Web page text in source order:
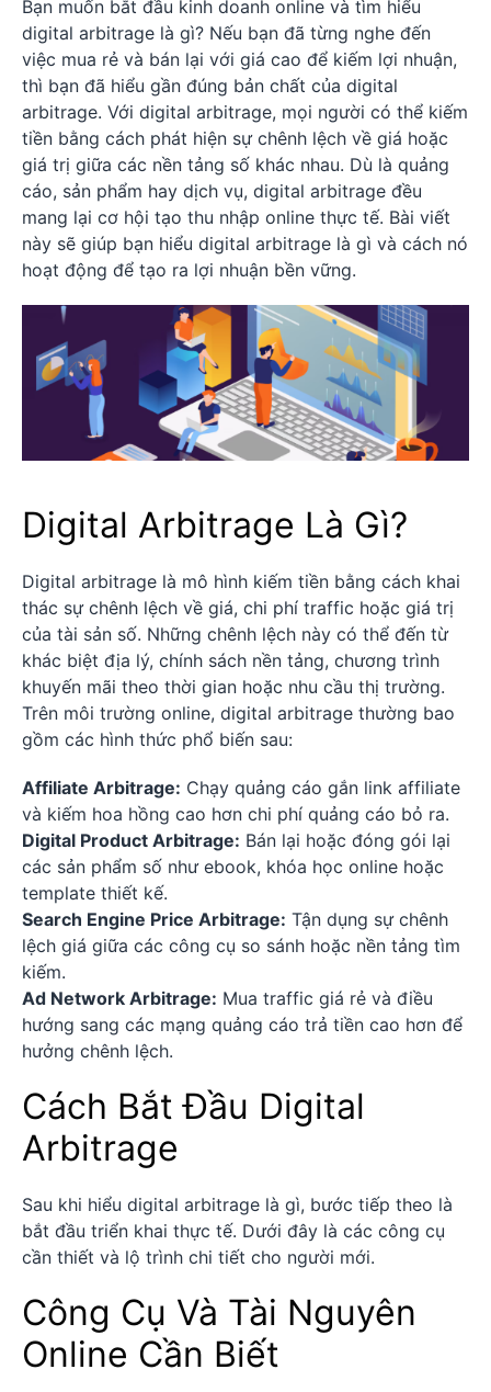
Bạn muốn bắt đầu kinh doanh online và tìm hiểu
digital arbitrage là gì? Nếu bạn đã từng nghe đến
việc mua rẻ và bán lại với giá cao để kiếm lợi nhuận,
thì bạn đã hiểu gần đúng bản chất của digital
arbitrage. Với digital arbitrage, mọi người có thể kiếm
tiền bằng cách phát hiện sự chênh lệch về giá hoặc
giá trị giữa các nền tảng số khác nhau. Dù là quảng
cáo, sản phẩm hay dịch vụ, digital arbitrage đều
mang lại cơ hội tạo thu nhập online thực tế. Bài viết
này sẽ giúp bạn hiểu digital arbitrage là gì và cách nó
hoạt động để tạo ra lợi nhuận bền vững.
Digital Arbitrage Là Gì?
Digital arbitrage là mô hình kiếm tiền bằng cách khai
thác sự chênh lệch về giá, chi phí traffic hoặc giá trị
của tài sản số. Những chênh lệch này có thể đến từ
khác biệt địa lý, chính sách nền tảng, chương trình
khuyến mãi theo thời gian hoặc nhu cầu thị trường.
Trên môi trường online, digital arbitrage thường bao
gồm các hình thức phổ biến sau:
Affiliate Arbitrage: Chạy quảng cáo gắn link affiliate
và kiếm hoa hồng cao hơn chi phí quảng cáo bỏ ra.
Digital Product Arbitrage: Bán lại hoặc đóng gói lại
các sản phẩm số như ebook, khóa học online hoặc
template thiết kế.
Search Engine Price Arbitrage: Tận dụng sự chênh
lệch giá giữa các công cụ so sánh hoặc nền tảng tìm
kiếm.
Ad Network Arbitrage: Mua traffic giá rẻ và điều
hướng sang các mạng quảng cáo trả tiền cao hơn để
hưởng chênh lệch.
Cách Bắt Đầu Digital
Arbitrage
Sau khi hiểu digital arbitrage là gì, bước tiếp theo là
bắt đầu triển khai thực tế. Dưới đây là các công cụ
cần thiết và lộ trình chi tiết cho người mới.
Công Cụ Và Tài Nguyên
Online Cần Biết